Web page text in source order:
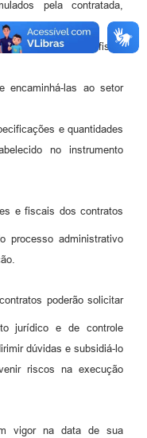
pela contratada,
constantes da nota fiscal
las ao setor
e quantidades
no instrumento
e fiscais dos contratos
processo administrativo
poderão solicitar
jurídico e de controle
dúvidas e subsidiá-lo
riscos na execução
vigor na data de sua